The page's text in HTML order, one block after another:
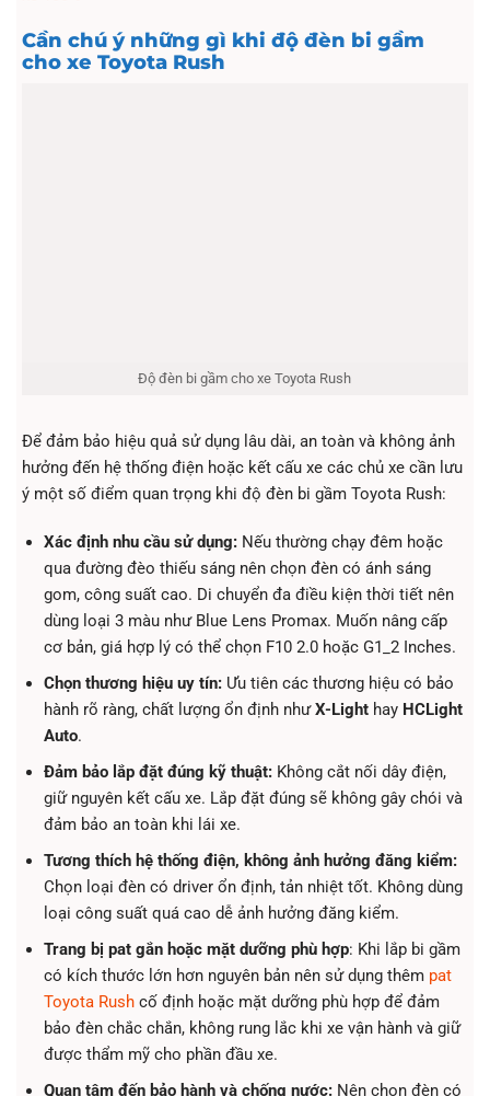
Cần chú ý những gì khi độ đèn bi gầm
cho xe Toyota Rush
Độ đèn bi gầm cho xe Toyota Rush
Để đảm bảo hiệu quả sử dụng lâu dài, an toàn và không ảnh
hưởng đến hệ thống điện hoặc kết cấu xe các chủ xe cần lưu
ý một số điểm quan trọng khi độ đèn bi gầm Toyota Rush:
Xác định nhu cầu sử dụng:Nếu thường chạy đêm hoặc
qua đường đèo thiếu sáng nên chọn đèn có ánh sáng
gom, công suất cao. Di chuyển đa điều kiện thời tiết nên
dùng loại 3 màu như Blue Lens Promax. Muốn nâng cấp
cơ bản, giá hợp lý có thể chọn F10 2.0 hoặc G1_2 Inches.
Chọn thương hiệu uy tín:Ưu tiên các thương hiệu có bảo
hành rõ ràng, chất lượng ổn định nhưX-Lighthay HCLight
Auto.
Đảm bảo lắp đặt đúng kỹ thuật:Không cắt nối dây điện,
giữ nguyên kết cấu xe. Lắp đặt đúng sẽ không gây chói và
đảm bảo an toàn khi lái xe.
Tương thích hệ thống điện, không ảnh hưởng đăng kiểm:
Chọn loại đèn có driver ổn định, tản nhiệt tốt. Không dùng
loại công suất quá cao dễ ảnh hưởng đăng kiểm.
Trang bị pat gắn hoặc mặt dưỡng phù hợp: Khi lắp bi gầm
có kích thước lớn hơn nguyên bản nên sử dụng thêm pat
Toyota Rushcố định hoặc mặt dưỡng phù hợp để đảm
bảo đèn chắc chắn, không rung lắc khi xe vận hành và giữ
được thẩm mỹ cho phần đầu xe.
Quan tâm đến bảo hành và chống nước:Nên chọn đèn có